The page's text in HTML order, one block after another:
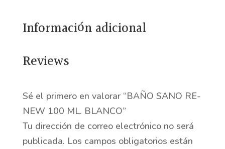
BLANCO
Información adicional
Reviews
Sé el primero en valorar “BAÑO SANO RE-
NEW 100 ML. BLANCO”
Tu dirección de correo electrónico no será
publicada. Los campos obligatorios están